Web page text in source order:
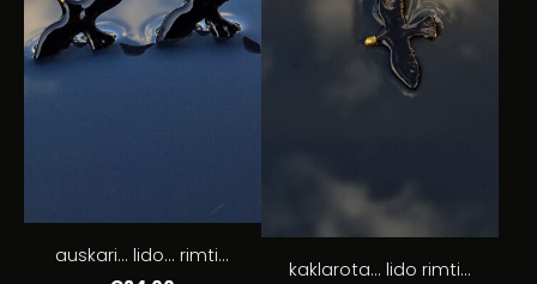
auskari... lido... rimti...
kaklarota... lido rimti...